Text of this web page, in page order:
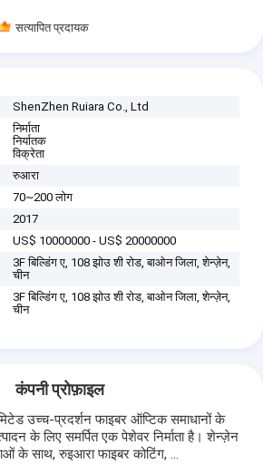
सत्यापित प्रदायक
ShenZhen Ruiara Co., Ltd
निर्माता
निर्यातक
विक्रेता
रुआरा
70~200 लोग
2017
US$ 10000000 - US$ 20000000
3F बिल्डिंग ए, 108 झोउ शी रोड, बाओन जिला, शेन्ज़ेन,
चीन
3F बिल्डिंग ए, 108 झोउ शी रोड, बाओन जिला, शेन्ज़ेन,
चीन
कंपनी प्रोफ़ाइल
उच्च-प्रदर्शन फाइबर ऑप्टिक समाधानों के
के लिए समर्पित एक पेशेवर निर्माता है। शेन्ज़ेन
के साथ, रुइआरा फाइबर कोटिंग, ...